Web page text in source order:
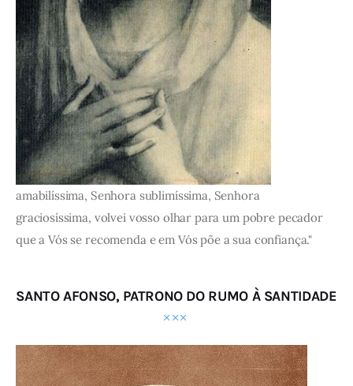
amabilíssima, Senhora sublimíssima, Senhora
graciosíssima, volvei vosso olhar para um pobre pecador
que a Vós se recomenda e em Vós põe a sua confiança."
SANTO AFONSO, PATRONO DO RUMO À SANTIDADE